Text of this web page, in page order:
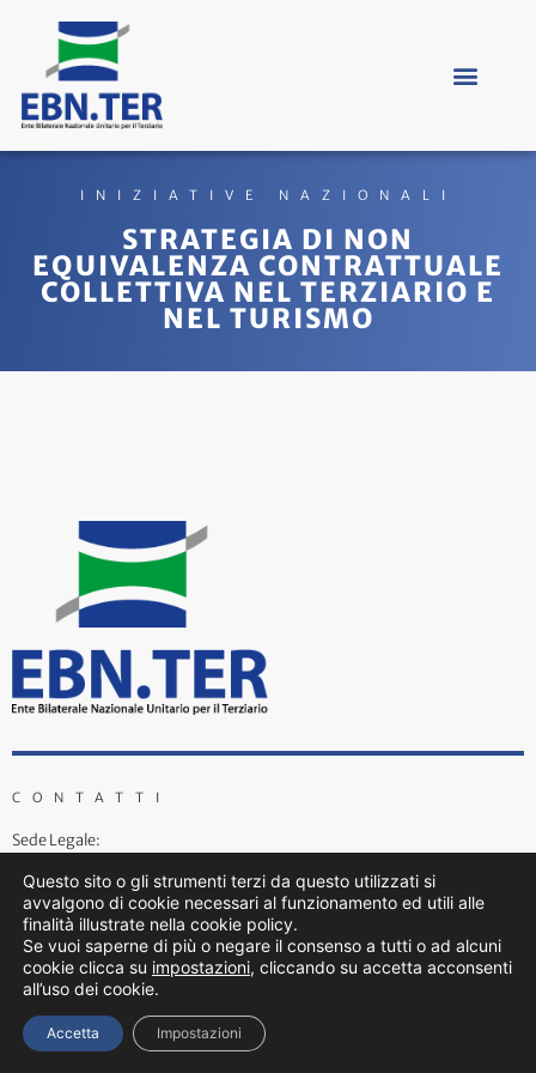
INIZIATIVE NAZIONALI
STRATEGIA DI NON
EQUIVALENZA CONTRATTUALE
COLLETTIVA NEL TERZIARIO E
NEL TURISMO
CONTATTI
Sede Legale:
Tel: 06/4725509
entibilaterali@confesercenti.itebnter@pecconfesercentinaz.it
Questo sito o gli strumenti terzi da questo utilizzati si
avvalgono di cookie necessari al funzionamento ed utili alle
finalità illustrate nella cookie policy.
Se vuoi saperne di più o negare il consenso a tutti o ad alcuni
cookie clicca su impostazioni, cliccando su accetta acconsenti
all’uso dei cookie.
Accetta Impostazioni